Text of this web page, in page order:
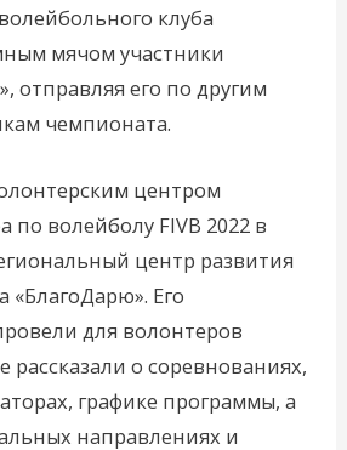
клуба
мячом участники
отправляя его по другим
чемпионата.
центром
по волейболу FIVB 2022 в
центр развития
«БлагоДарю». Его
для волонтеров
рассказали о соревнованиях,
графике программы, а
направлениях и